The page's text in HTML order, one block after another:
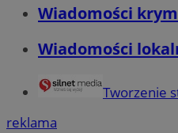
Wiadomości
Wiadomości
Tworzenie
reklama